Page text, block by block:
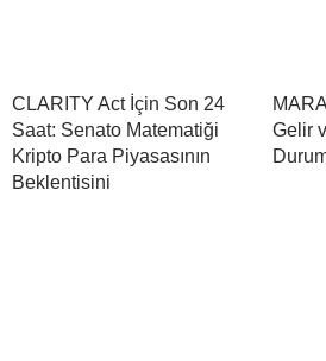
CLARITY Act İçin Son 24
Saat: Senato Matematiği
Kripto Para Piyasasının
Beklentisini
Gelir